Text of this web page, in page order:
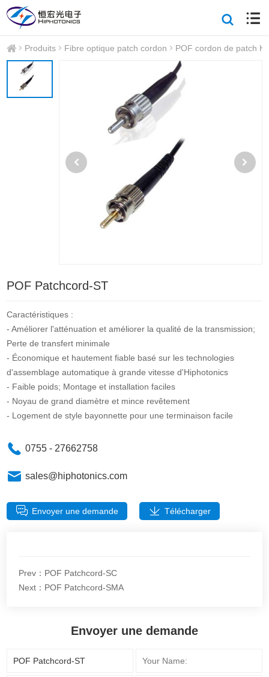
Produits Fibre optique patch cordon POF cordon de patch
POF Patchcord-ST
Caractéristiques :
- Améliorer l'atténuation et améliorer la qualité de la transmission;
Perte de transfert minimale
- Économique et hautement fiable basé sur les technologies
d'assemblage automatique à grande vitesse d'Hiphotonics
- Faible poids; Montage et installation faciles
- Noyau de grand diamètre et mince revêtement
- Logement de style bayonnette pour une terminaison facile
0755 - 27662758
sales@hiphotonics.com
Envoyer une demande Télécharger
Prev：POF Patchcord-SC
Next：POF Patchcord-SMA
Envoyer une demande